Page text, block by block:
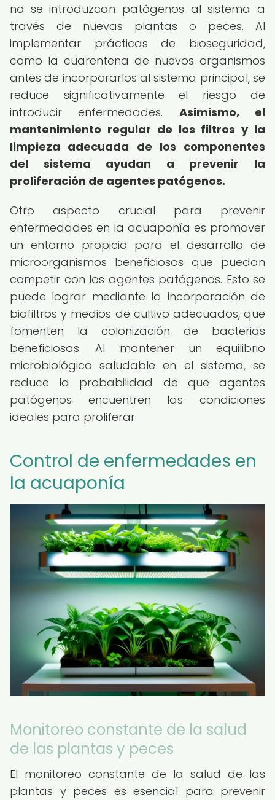
no se introduzcan patógenos al sistema a
través de nuevas plantas o peces. Al
implementar prácticas de bioseguridad,
como la cuarentena de nuevos organismos
antes de incorporarlos al sistema principal, se
reduce significativamente el riesgo de
introducir enfermedades. Asimismo, el
mantenimiento regular de los filtros y la
limpieza adecuada de los componentes
del sistema ayudan a prevenir la
proliferación de agentes patógenos.
Otro aspecto crucial para prevenir
enfermedades en la acuaponía es promover
un entorno propicio para el desarrollo de
microorganismos beneficiosos que puedan
competir con los agentes patógenos. Esto se
puede lograr mediante la incorporación de
biofiltros y medios de cultivo adecuados, que
fomenten la colonización de bacterias
beneficiosas. Al mantener un equilibrio
microbiológico saludable en el sistema, se
reduce la probabilidad de que agentes
patógenos encuentren las condiciones
ideales para proliferar.
Control de enfermedades en
la acuaponía
Monitoreo constante de la salud
de las plantas y peces
El monitoreo constante de la salud de las
plantas y peces es esencial para prevenir